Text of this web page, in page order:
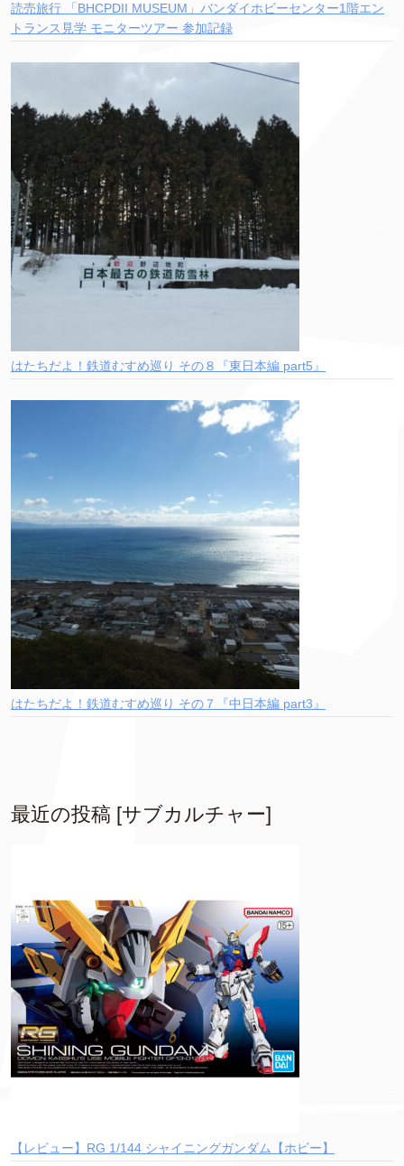
読売旅行 「BHCPDII MUSEUM」バンダイホビーセンター1階エン
トランス見学 モニターツアー 参加記録
はたちだよ！鉄道むすめ巡り その８『東日本編 part5』
はたちだよ！鉄道むすめ巡り その７『中日本編 part3』
最近の投稿 [サブカルチャー]
【レビュー】RG 1/144 シャイニングガンダム【ホビー】